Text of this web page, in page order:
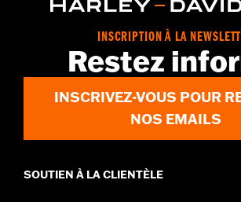
Largeur:16 Inches
Pare-brise uniquement
Unité de mesure de largeur du matériau:
Hauteur du pare-brise au-dessus du phare:
Hauteur totale du pare-brise:5.5
Unité de mesure de hauteur totale du
INSCRIPTION À LA
Restez
INSCRIVEZ-VOUS POUR
NOS EMAILS
SOUTIEN À LA CLIENTÈLE